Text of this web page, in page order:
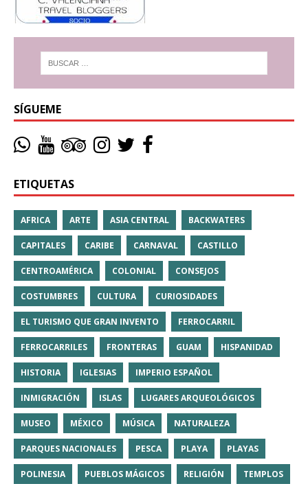
SÍGUEME
ETIQUETAS
AFRICA ARTE ASIA CENTRAL BACKWATERS
CAPITALES CARIBE CARNAVAL CASTILLO
CENTROAMÉRICA COLONIAL CONSEJOS
COSTUMBRES CULTURA CURIOSIDADES
EL TURISMO QUE GRAN INVENTO FERROCARRIL
FERROCARRILES FRONTERAS GUAM HISPANIDAD
HISTORIA IGLESIAS IMPERIO ESPAÑOL
INMIGRACIÓN ISLAS LUGARES ARQUEOLÓGICOS
MUSEO MÉXICO MÚSICA NATURALEZA
PARQUES NACIONALES PESCA PLAYA PLAYAS
POLINESIA PUEBLOS MÁGICOS RELIGIÓN TEMPLOS